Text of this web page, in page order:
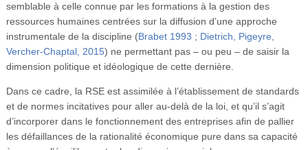
semblable à celle connue par les formations à la gestion des
ressources humaines centrées sur la diffusion d’une approche
instrumentale de la discipline (Brabet 1993 ; Dietrich, Pigeyre,
Vercher-Chaptal, 2015) ne permettant pas – ou peu – de saisir la
dimension politique et idéologique de cette dernière.
Dans ce cadre, la RSE est assimilée à l’établissement de standards
et de normes incitatives pour aller au-delà de la loi, et qu’il s’agit
d’incorporer dans le fonctionnement des entreprises afin de pallier
les défaillances de la rationalité économique pure dans sa capacité